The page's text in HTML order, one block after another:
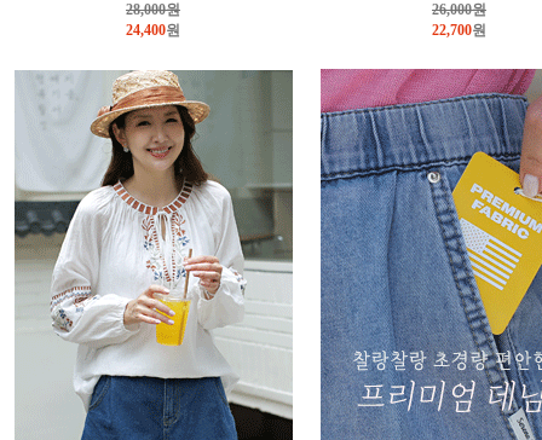
28,000원
24,400원
26,000원
22,700원